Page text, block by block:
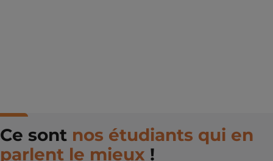
Ce sont nos étudiants qui en
parlent le mieux !